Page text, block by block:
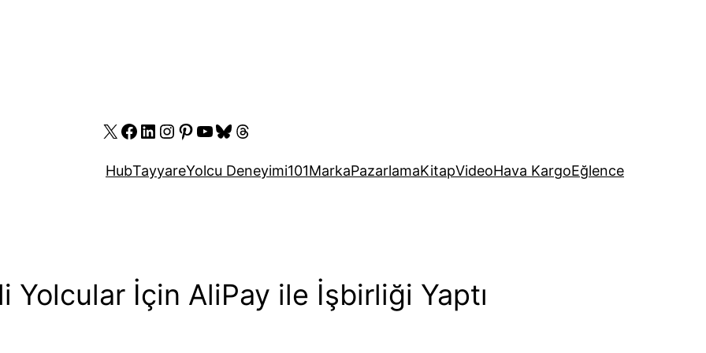
X Facebook
LinkedIn
Instagram
Pinterest
YouTube
Bluesky
Threads
HubTayyareYolcu Deneyimi101MarkaPazarlamaKitapVideoHava KargoEğlence
Yolcular İçin AliPay ile İşbirliği Yaptı